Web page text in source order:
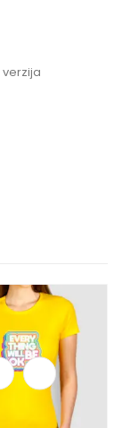
verzija